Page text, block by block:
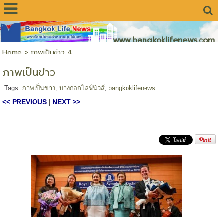
www.bangkoklifenews.com
Home > ภาพเป็นข่าว 4
ภาพเป็นข่าว
Tags: ภาพเป็นข่าว, บางกอกไลฟ์นิวส์, bangkoklifenews
<< PREVIOUS| NEXT >>